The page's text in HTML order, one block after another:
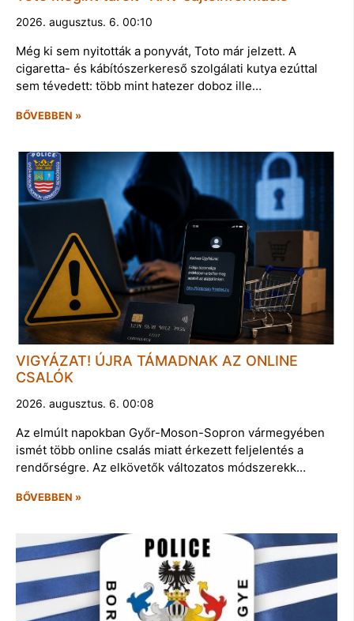
2026. augusztus. 6. 00:10
Még ki sem nyitották a ponyvát, Toto már jelzett. A
cigaretta- és kábítószerkereső szolgálati kutya ezúttal
sem tévedett: több mint hatezer doboz ille…
BŐVEBBEN »
VIGYÁZAT! ÚJRA TÁMADNAK AZ ONLINE
CSALÓK
2026. augusztus. 6. 00:08
Az elmúlt napokban Győr-Moson-Sopron vármegyében
ismét több online csalás miatt érkezett feljelentés a
rendőrségre. Az elkövetők változatos módszerekk…
BŐVEBBEN »